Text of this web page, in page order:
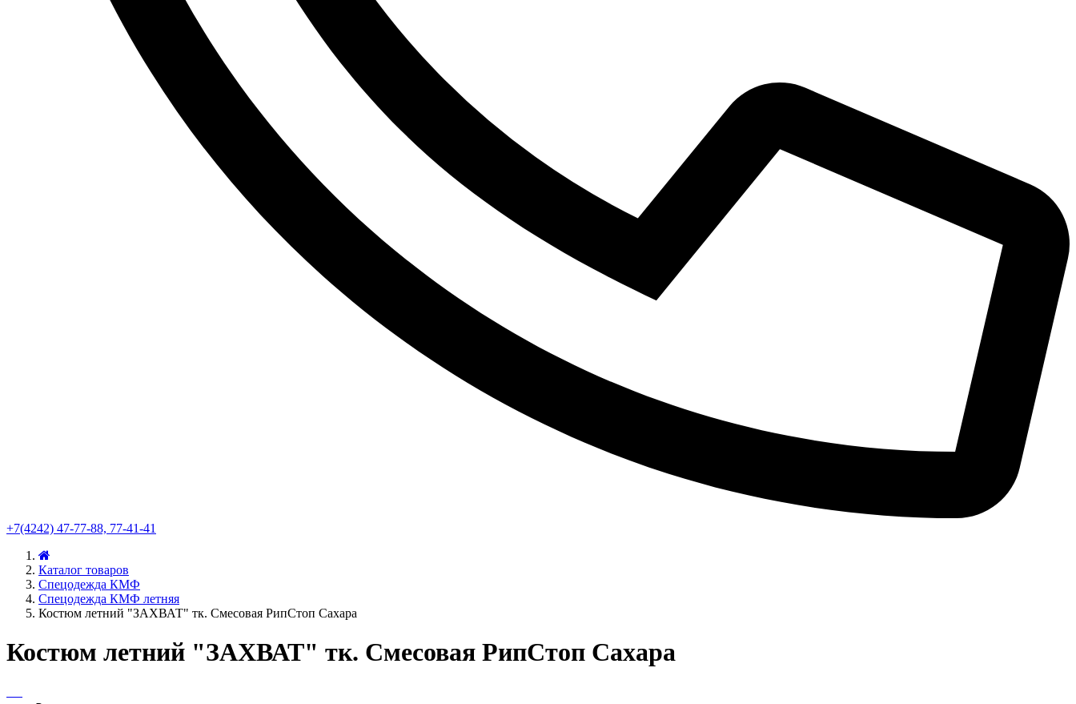
+7(4242) 47-77-88, 77-41-41
Каталог товаров
Спецодежда КМФ
Спецодежда КМФ летняя
Костюм летний "ЗАХВАТ" тк. Смесовая РипСтоп Сахара
Костюм летний "ЗАХВАТ" тк. Смесовая РипСтоп Сахара